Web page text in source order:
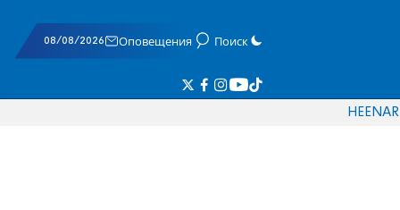
08/08/2026 Оповещения Поиск
HEENAR